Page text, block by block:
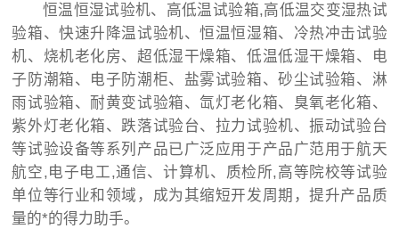
恒温恒湿试验机、高低温试验箱,高低温交变湿热试
验箱、快速升降温试验机、恒温恒湿箱、冷热冲击试验
机、烧机老化房、超低湿干燥箱、低温低湿干燥箱、电
子防潮箱、电子防潮柜、盐雾试验箱、砂尘试验箱、淋
雨试验箱、耐黄变试验箱、氙灯老化箱、臭氧老化箱、
紫外灯老化箱、跌落试验台、拉力试验机、振动试验台
等试验设备等系列产品已广泛应用于产品广范用于航天
航空,电子电工,通信、计算机、质检所,高等院校等试验
单位等行业和领域，成为其缩短开发周期，提升产品质
量的*的得力助手。